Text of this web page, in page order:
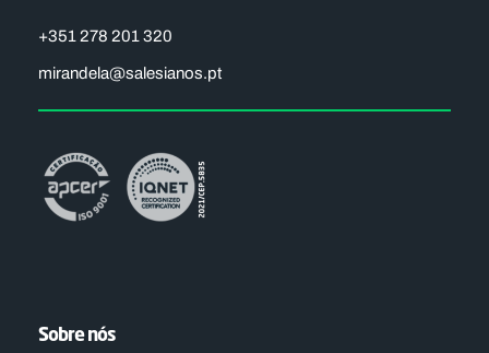
+351 278 201 320
mirandela@salesianos.pt
Sobre nós